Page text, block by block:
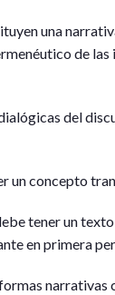
una
de las
del
un concepto
tener un
en primera
narrativas